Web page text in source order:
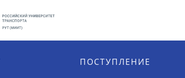
ПОСТУПЛЕНИЕ